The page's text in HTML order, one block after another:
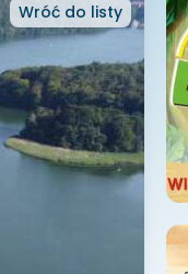
Wróć do listy